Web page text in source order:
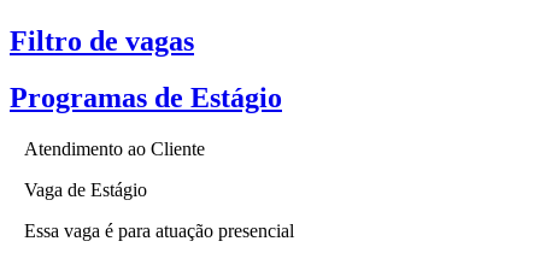
Filtro de vagas
Programas de Estágio
Atendimento ao Cliente
Vaga de Estágio
Essa vaga é para atuação presencial